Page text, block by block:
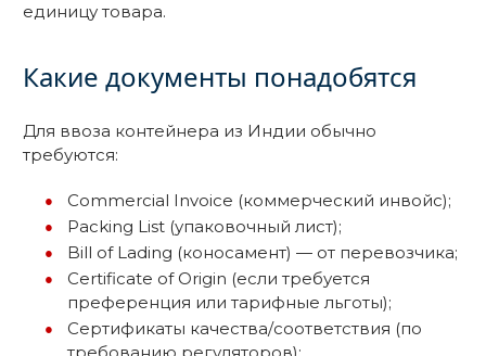
единицу товара.
Какие документы понадобятся
Для ввоза контейнера из Индии обычно
требуются:
Commercial Invoice (коммерческий инвойс);
Packing List (упаковочный лист);
Bill of Lading (коносамент) — от перевозчика;
Certificate of Origin (если требуется
преференция или тарифные льготы);
Сертификаты качества/соответствия (по